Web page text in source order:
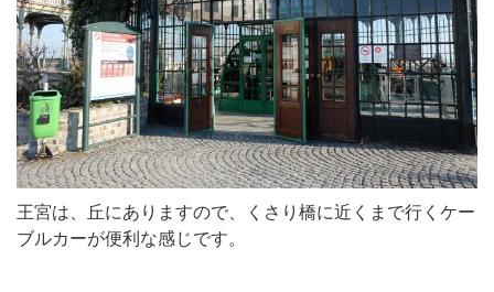
王宮は、丘にありますので、くさり橋に近くまで行くケー
ブルカーが便利な感じです。